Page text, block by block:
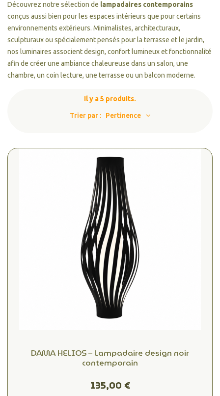
Découvrez notre sélection de lampadaires contemporains
conçus aussi bien pour les espaces intérieurs que pour certains
environnements extérieurs. Minimalistes, architecturaux,
sculpturaux ou spécialement pensés pour la terrasse et le jardin,
nos luminaires associent design, confort lumineux et fonctionnalité
afin de créer une ambiance chaleureuse dans un salon, une
chambre, un coin lecture, une terrasse ou un balcon moderne.
Il y a 5 produits.
Trier par : Pertinence
DAMA HELIOS – Lampadaire design noir
contemporain
135,00 €